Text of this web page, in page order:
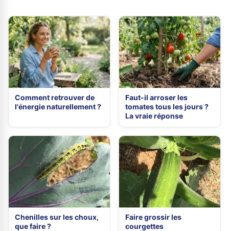
Comment retrouver de
l'énergie naturellement ?
Faut-il arroser les
tomates tous les jours ?
La vraie réponse
Chenilles sur les choux,
que faire ?
Faire grossir les
courgettes